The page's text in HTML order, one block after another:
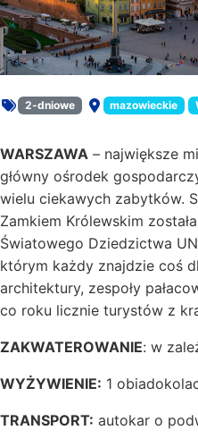
Rodzaj oferty:
2-dniowe
Miejsce:
mazowieckie
WARSZAWA – największe
główny ośrodek
wielu ciekawych zabytków.
Zamkiem Królewskim
Światowego Dziedzictwa
którym każdy znajdzie coś
architektury, zespoły
co roku licznie turystów z
ZAKWATEROWANIE: w
WYŻYWIENIE: 1
TRANSPORT: autokar o